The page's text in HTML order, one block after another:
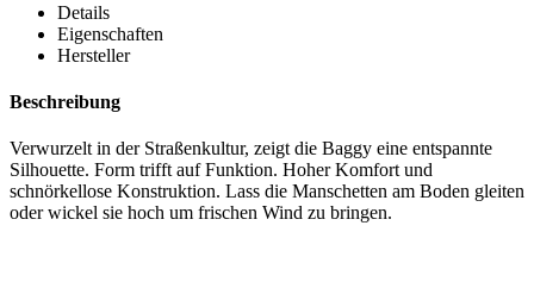
Details
Eigenschaften
Hersteller
Beschreibung
Verwurzelt in der Straßenkultur, zeigt die Baggy eine entspannte
Silhouette. Form trifft auf Funktion. Hoher Komfort und
schnörkellose Konstruktion. Lass die Manschetten am Boden gleiten
oder wickel sie hoch um frischen Wind zu bringen.